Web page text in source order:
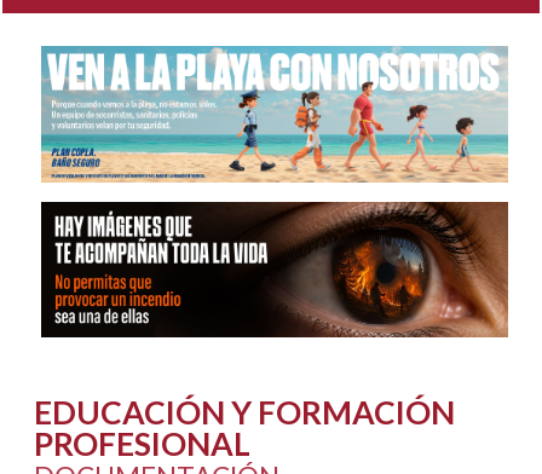
EDUCACIÓN Y FORMACIÓN
PROFESIONAL